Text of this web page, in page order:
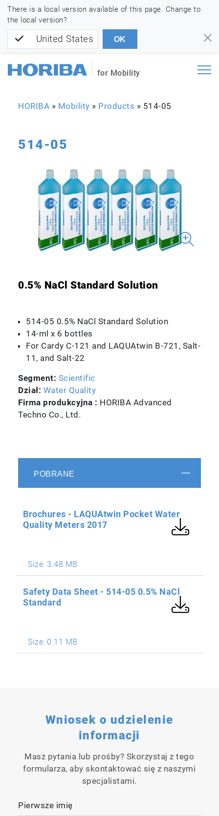
There is a local version available of this page. Change to
the local version?
United States OK
for Mobility
HORIBA » Mobility » Products » 514-05
514-05
0.5% NaCl Standard Solution
514-05 0.5% NaCl Standard Solution
14-ml x 6 bottles
For Cardy C-121 and LAQUAtwin B-721, Salt-
11, and Salt-22
Segment: Scientific
Dział: Water Quality
Firma produkcyjna : HORIBA Advanced
Techno Co., Ltd.
POBRANE
Size: 3.48 MB
Brochures - LAQUAtwin Pocket Water
Quality Meters 2017
Size: 0.11 MB
Safety Data Sheet - 514-05 0.5% NaCl
Standard
Wniosek o udzielenie
informacji
Masz pytania lub prośby? Skorzystaj z tego
formularza, aby skontaktować się z naszymi
specjalistami.
Pierwsze imię